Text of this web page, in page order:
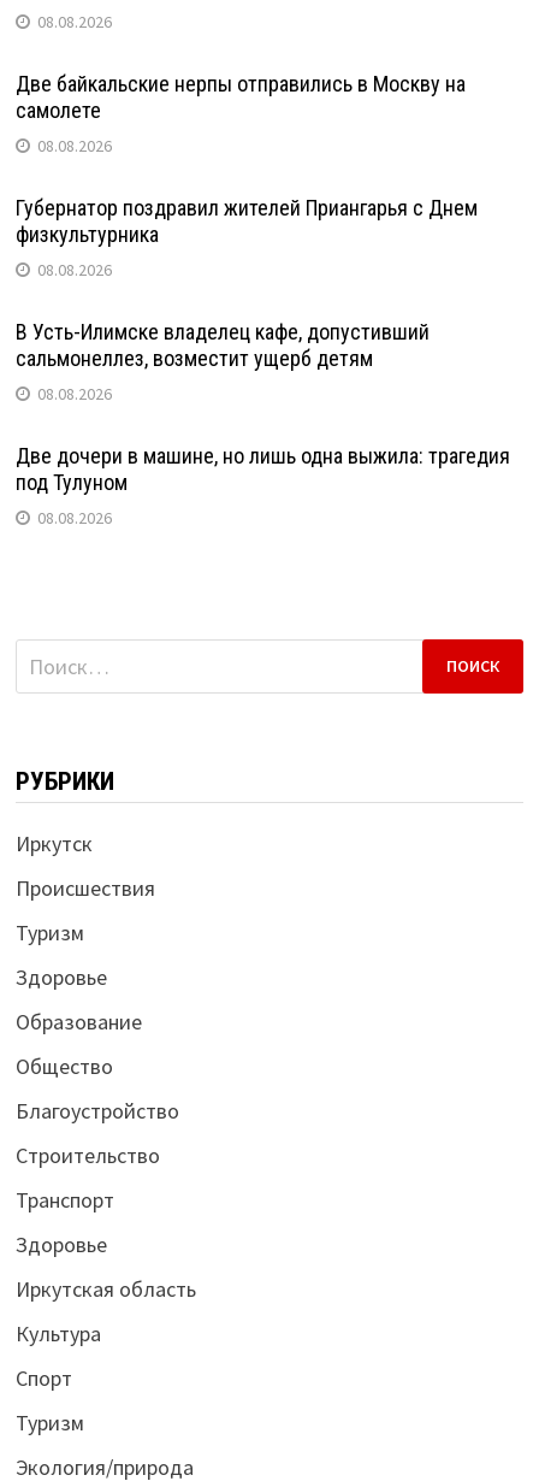
08.08.2026
Две байкальские нерпы отправились в Москву на
самолете
08.08.2026
Губернатор поздравил жителей Приангарья с Днем
физкультурника
08.08.2026
В Усть-Илимске владелец кафе, допустивший
сальмонеллез, возместит ущерб детям
08.08.2026
Две дочери в машине, но лишь одна выжила: трагедия
под Тулуном
08.08.2026
Найти:
РУБРИКИ
Иркутск
Происшествия
Туризм
Здоровье
Образование
Общество
Благоустройство
Строительство
Транспорт
Здоровье
Иркутская область
Культура
Спорт
Туризм
Экология/природа